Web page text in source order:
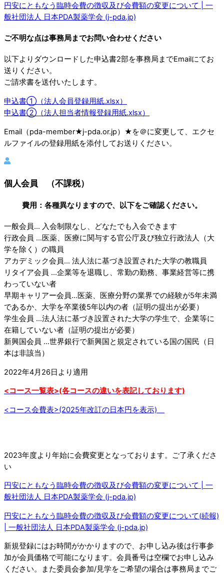
円安にともなう臨時会費の徴収及び会費額の変更について | 一
般社団法人 日本PDA製薬学会 (j-pda.jp)
ご不明な点は事務局までお問い合わせください
以下よりダウンロードした申込書2部を事務局までEmailにてお
送りください。
ご請求書を送付いたします。
申込書①（法人会員登録用紙.xlsx）
申込書②（法人担当者情報登録用紙.xlsx）
Email（pda-member★j-pda.or.jp）★を＠に変更して、エクセ
ルファイルの登録用紙を添付してお送りください。
個人会員 （不課税）
費用：各種異なりますので、以下をご確認ください。
一般会員… 入会制限なし、どなたでも入会できます
行政会員 …医薬、医療に関与する官公庁及び独立行政法人（大
学を除く）の職員
アカデミック会員… 法人法に基づき設置された大学の教職員
リタイア会員 …企業等を退職し、常勤の勤務、事業経営等に携
わっていない者
早期キャリアー会員…医薬、医療分野の業界での経験が5年未満
であるか、大学を卒業後5年以内の者（証明の提出が必要）
学生会員 …法人法に基づき設置された大学の学生で、企業等に
在籍していない者（証明の提出が必要）
新興国会員 …世界銀行で新興国と規定されている国の国民（日
本は非該当）
2022年4月26日より適用
<コース一覧表>(各コースの違いを表記しております)
<コース会費表>(2025年改訂の日本円を表示)
2023年度より年始に会費変更となっております。ご了承くださ
い
円安にともなう臨時会費の徴収及び会費額の変更について | 一
般社団法人 日本PDA製薬学会 (j-pda.jp)
円安にともなう臨時会費の徴収及び会費額の変更について(続報)
| 一般社団法人 日本PDA製薬学会 (j-pda.jp)
新規登録にはお時間がかかりますので、お申し込み後は行事参
加が会員価格で可能になります。会員番号は空欄でお申し込み
ください。また委員会参加/見学をご希望の場合は事務局までご